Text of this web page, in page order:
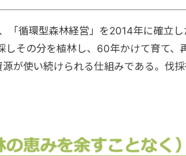
「循環型森林経営」を2014年に確立
その分を植林し、60年かけて育て、
が使い続けられる仕組みである。 伐